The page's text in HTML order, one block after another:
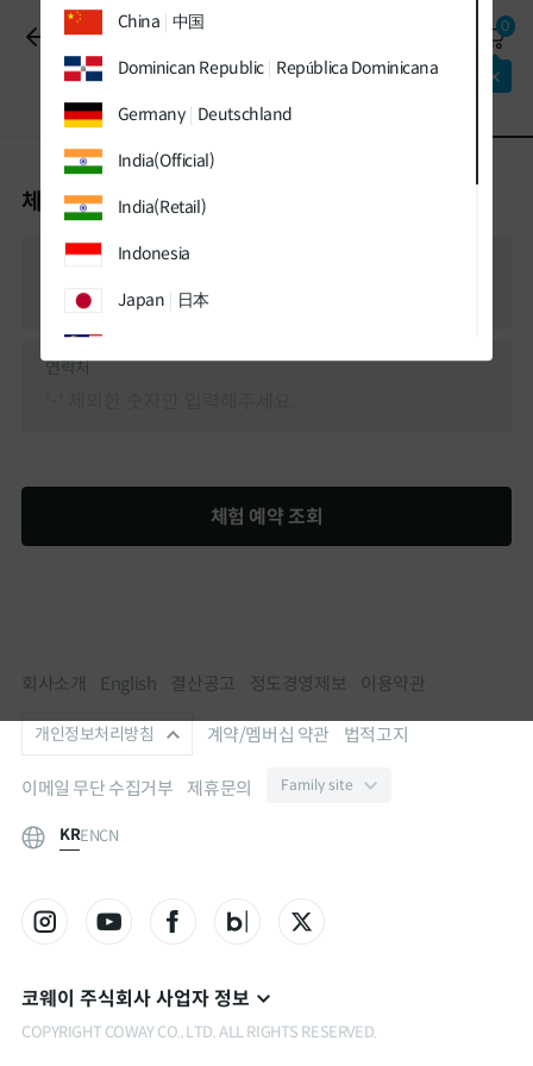
메뉴
바로가기
바로가기
바로가기
0
패키지최대 할인적용중!
체험 예약 신청
체험 예약 조회
연락처
체험 예약 조회
회사소개 English 결산공고 정도경영제보 이용약관
개인정보처리방침 계약/멤버십 약관 법적고지
이메일 무단 수집거부 제휴문의
KRENCN
코웨이 주식회사 사업자 정보
COPYRIGHT COWAY CO., LTD. ALL RIGHTS RESERVED.
China 中国
Dominican Republic República Dominicana
Germany Deutschland
India(Official)
India(Retail)
Indonesia
Japan 日本
UK
Việt Nam